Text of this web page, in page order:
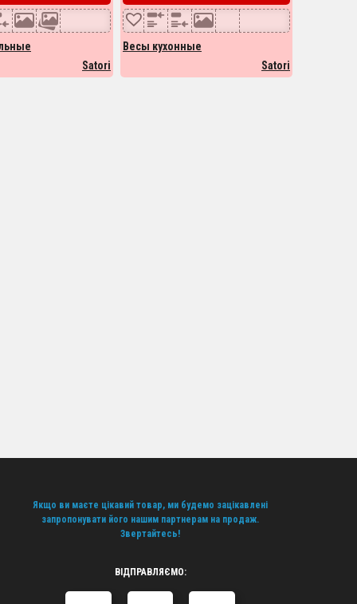
Satori
Весы кухонные
Satori
Якщо ви маєте цікавий товар, ми будемо зацікавлені
запропонувати його нашим партнерам на продаж.
Звертайтесь!
ВІДПРАВЛЯЄМО: